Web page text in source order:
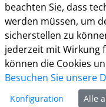
Öffnungszeiten
Die allgemeinen
(telefonische
Montag bis
Freitag: 8.30 Uhr bis
beachten Sie, dass
werden müssen, um
sicherstellen zu
jederzeit mit Wirkung
können die Cookies
Besuchen Sie unsere
Konfiguration Alle